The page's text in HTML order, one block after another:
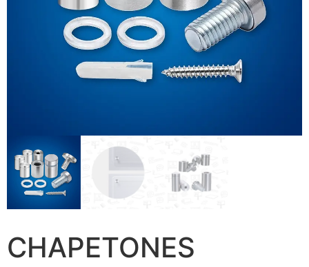
CHAPETONES